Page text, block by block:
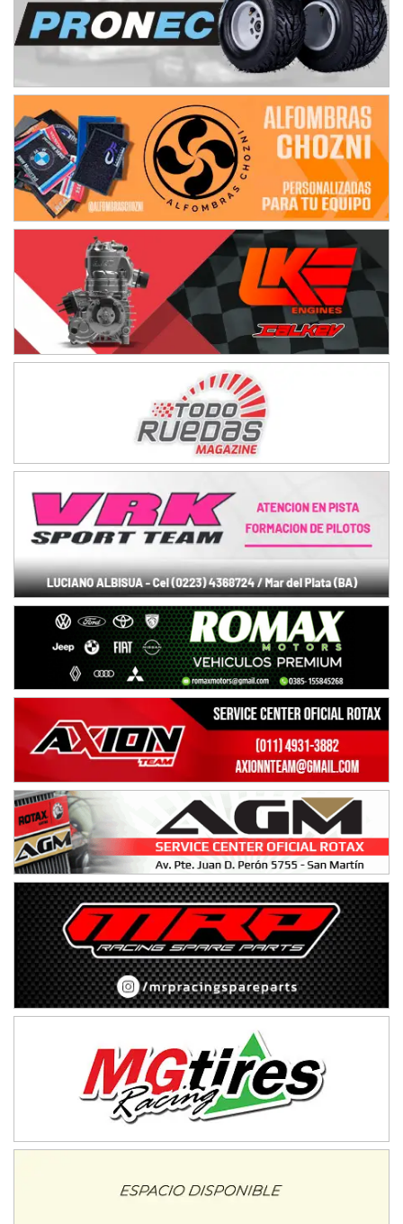
Avellaneda (Santa Fe)
SUR SANTAFESINO - F4
Rufino (Santa Fe)
TUCUMANO - F5
Juan Navarro (Asfalto)
El Timbó (Tucumán)